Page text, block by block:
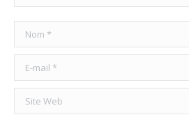
Nom *
E-mail *
Site Web